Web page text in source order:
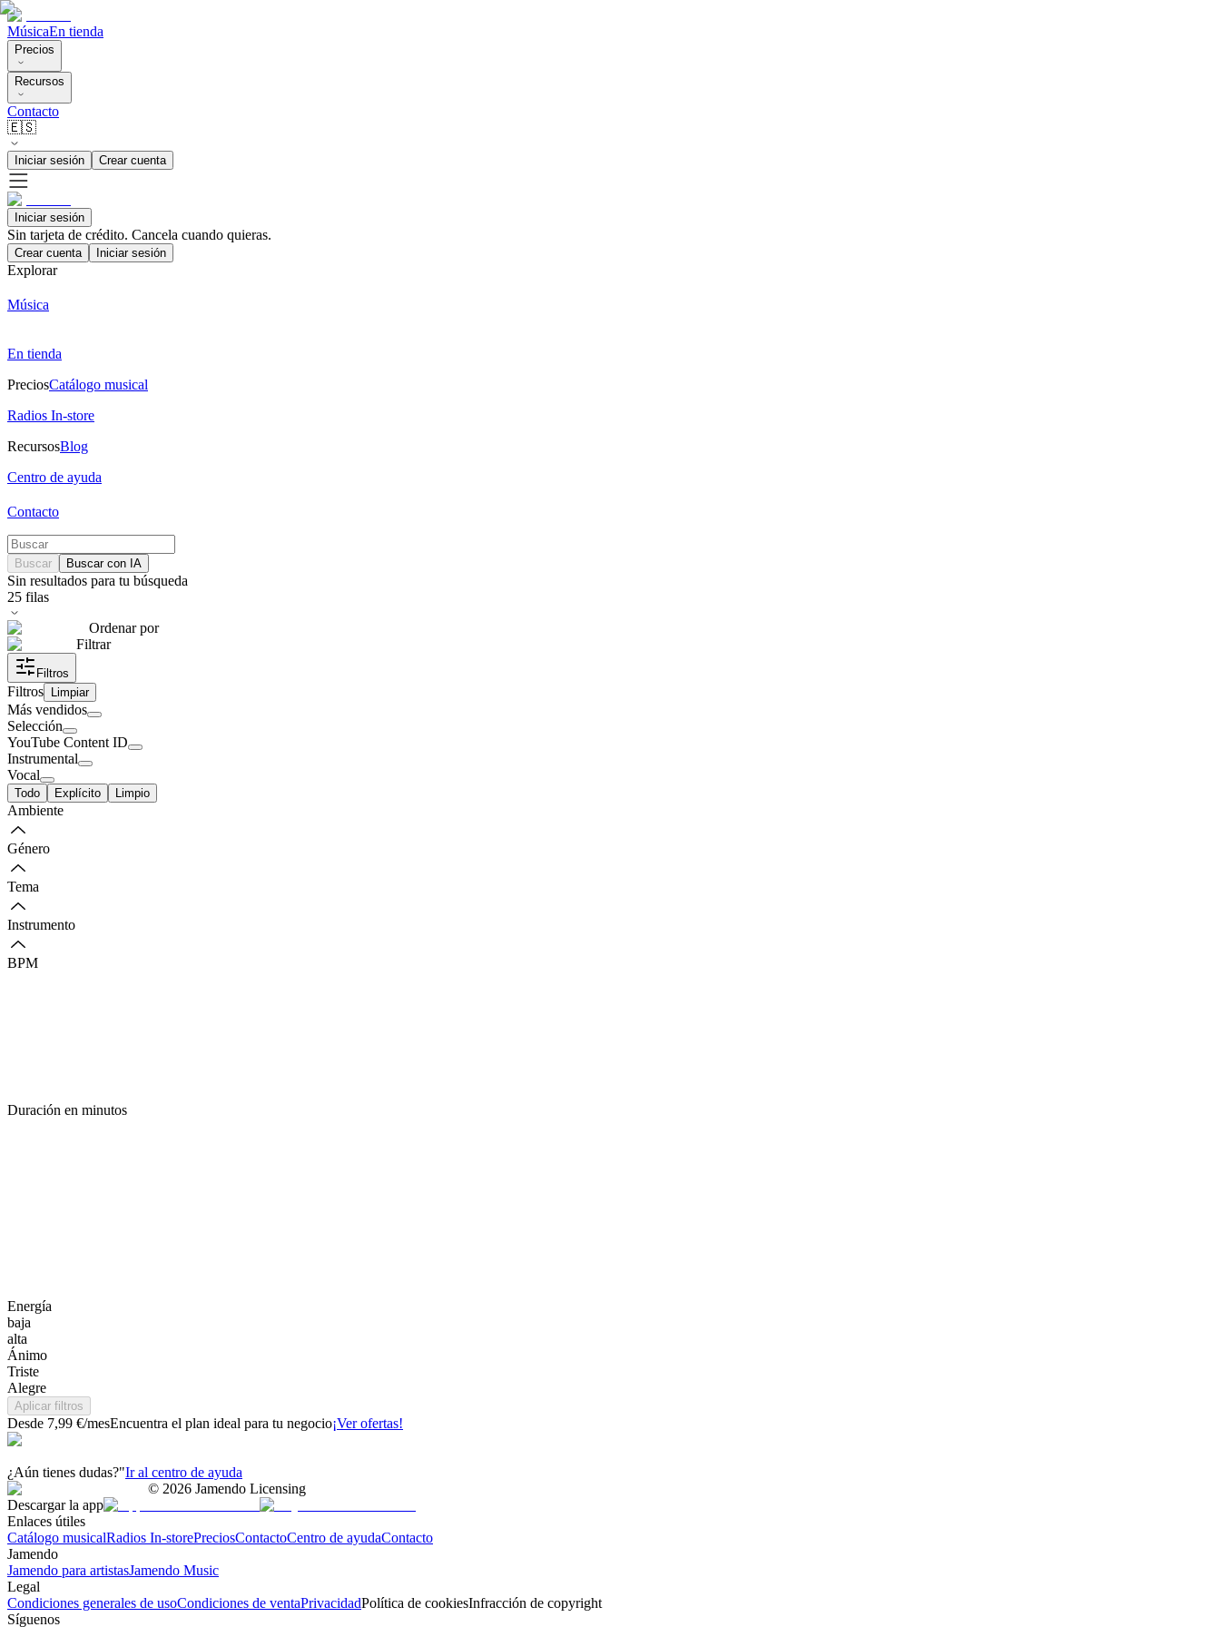
MúsicaEn tienda
Precios
Recursos
Contacto
🇪🇸
Iniciar sesión Crear cuenta
Iniciar sesión
Sin tarjeta de crédito. Cancela cuando quieras.
Crear cuenta Iniciar sesión
Explorar
Música
En tienda
PreciosCatálogo musical
Radios In-store
RecursosBlog
Centro de ayuda
Contacto
Buscar Buscar con IA
Sin resultados para tu búsqueda
25 filas
Ordenar por
Filtrar
Filtros
Filtros Limpiar
Más vendidos
Selección
YouTube Content ID
Instrumental
Vocal
Todo Explícito Limpio
Ambiente
Género
Tema
Instrumento
BPM
Duración en minutos
Energía
baja
alta
Ánimo
Triste
Alegre
Aplicar filtros
Desde 7,99 €/mesEncuentra el plan ideal para tu negocio¡Ver ofertas!
¿Aún tienes dudas?"Ir al centro de ayuda
© 2026 Jamendo Licensing
Descargar la app
Enlaces útiles
Catálogo musicalRadios In-storePreciosContactoCentro de ayudaContacto
Jamendo
Jamendo para artistasJamendo Music
Legal
Condiciones generales de usoCondiciones de ventaPrivacidadPolítica de cookiesInfracción de copyright
Síguenos